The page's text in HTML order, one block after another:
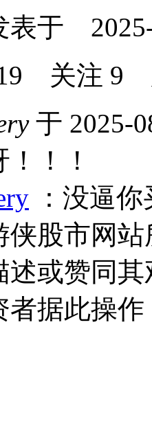
于 2025-
关注 9
于 2025-
！！
：没逼
侠股市网
述或赞同
者据此操